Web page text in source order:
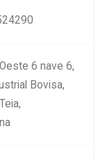
6 nave 6,
Bovisa,